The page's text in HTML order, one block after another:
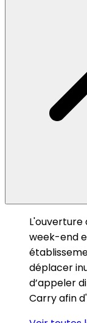
L'ouverture
week-end
déplacer
d’appeler
Carry afin